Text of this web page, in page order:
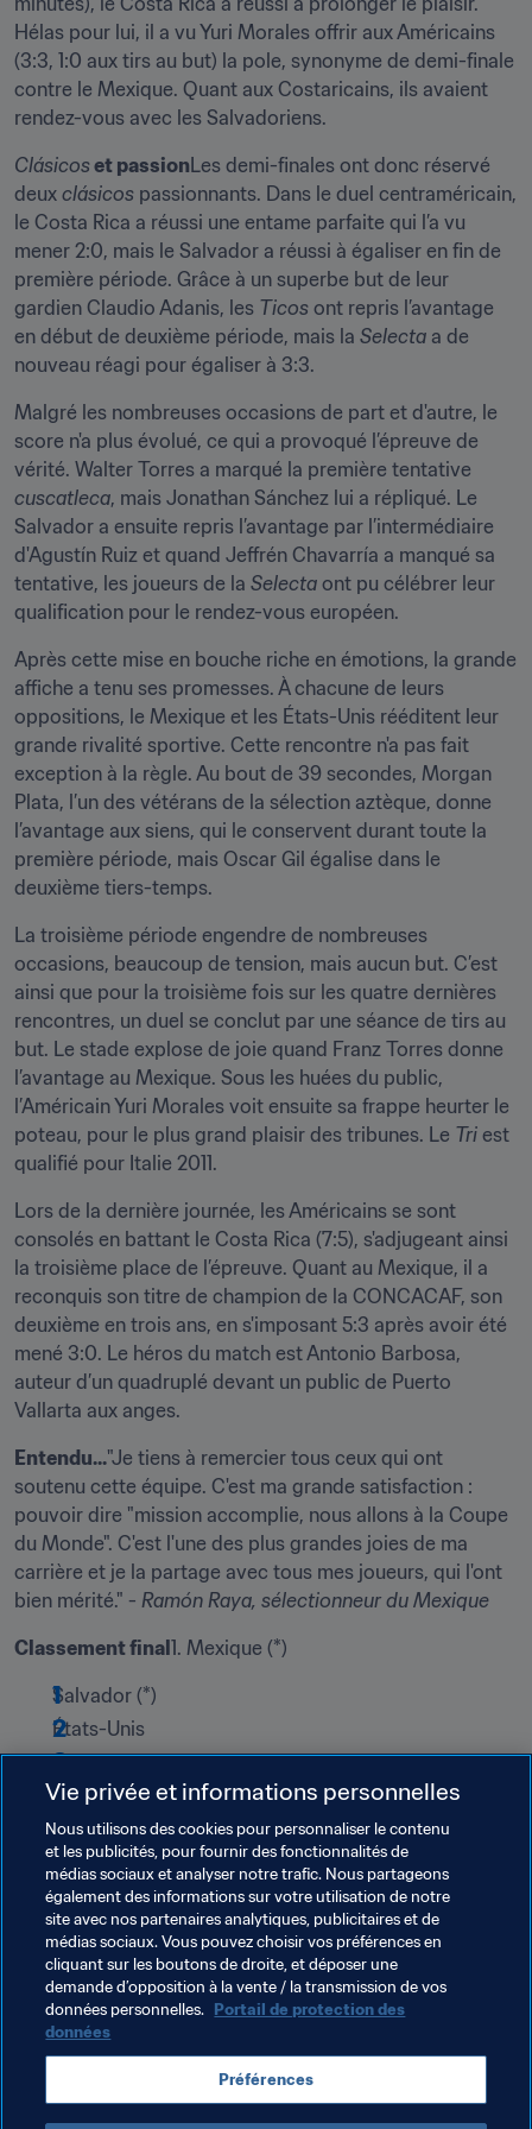
Hélas pour lui, il a vu Yuri Morales offrir aux Américains
(3:3, 1:0 aux tirs au but) la pole, synonyme de demi-finale
contre le Mexique. Quant aux Costaricains, ils avaient
rendez-vous avec les Salvadoriens.
Clásicos et passionLes demi-finales ont donc réservé
deux clásicos passionnants. Dans le duel centraméricain,
le Costa Rica a réussi une entame parfaite qui l’a vu
mener 2:0, mais le Salvador a réussi à égaliser en fin de
première période. Grâce à un superbe but de leur
gardien Claudio Adanis, les Ticos ont repris l’avantage
en début de deuxième période, mais la Selecta a de
nouveau réagi pour égaliser à 3:3.
Malgré les nombreuses occasions de part et d'autre, le
score n'a plus évolué, ce qui a provoqué l’épreuve de
cuscatleca, mais Jonathan Sánchez lui a répliqué. Le
Salvador a ensuite repris l’avantage par l’intermédiaire
d'Agustín Ruiz et quand Jeffrén Chavarría a manqué sa
tentative, les joueurs de la Selecta ont pu célébrer leur
qualification pour le rendez-vous européen.
Après cette mise en bouche riche en émotions, la grande
affiche a tenu ses promesses. À chacune de leurs
oppositions, le Mexique et les États-Unis rééditent leur
grande rivalité sportive. Cette rencontre n'a pas fait
exception à la règle. Au bout de 39 secondes, Morgan
Plata, l’un des vétérans de la sélection aztèque, donne
l’avantage aux siens, qui le conservent durant toute la
première période, mais Oscar Gil égalise dans le
deuxième tiers-temps.
La troisième période engendre de nombreuses
occasions, beaucoup de tension, mais aucun but. C’est
ainsi que pour la troisième fois sur les quatre dernières
rencontres, un duel se conclut par une séance de tirs au
but. Le stade explose de joie quand Franz Torres donne
l’avantage au Mexique. Sous les huées du public,
l’Américain Yuri Morales voit ensuite sa frappe heurter le
poteau, pour le plus grand plaisir des tribunes. Le Tri est
qualifié pour Italie 2011.
Lors de la dernière journée, les Américains se sont
consolés en battant le Costa Rica (7:5), s'adjugeant ainsi
la troisième place de l’épreuve. Quant au Mexique, il a
reconquis son titre de champion de la CONCACAF, son
deuxième en trois ans, en s'imposant 5:3 après avoir été
mené 3:0. Le héros du match est Antonio Barbosa,
auteur d’un quadruplé devant un public de Puerto
Vallarta aux anges.
Entendu..."Je tiens à remercier tous ceux qui ont
soutenu cette équipe. C'est ma grande satisfaction :
pouvoir dire "mission accomplie, nous allons à la Coupe
du Monde". C'est l'une des plus grandes joies de ma
carrière et je la partage avec tous mes joueurs, qui l'ont
bien mérité." - Ramón Raya, sélectionneur du Mexique
Classement final 1. Mexique (*)
Salvador (*)
États-Unis
Costa Rica
) Qualifiés pour la Coupe du Monde de Beach Soccer de
la FIFA 2011*
Thèmes en lien
Groupe d'Étude Technique (TSG)
Compétitions FIFA Canada Costa Rica
El Salvador Jamaica Mexico USA
Concacaf
Vie privée et informations personnelles
Nous utilisons des cookies pour personnaliser le contenu
et les publicités, pour fournir des fonctionnalités de
médias sociaux et analyser notre trafic. Nous partageons
également des informations sur votre utilisation de notre
site avec nos partenaires analytiques, publicitaires et de
médias sociaux. Vous pouvez choisir vos préférences en
cliquant sur les boutons de droite, et déposer une
demande d’opposition à la vente / la transmission de vos
données personnelles. Portail de protection des
données
Préférences